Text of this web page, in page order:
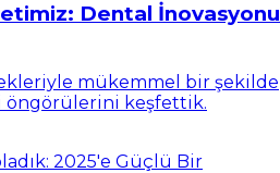
Dental İnovasyonu
mükemmel bir şekilde
keşfettik.